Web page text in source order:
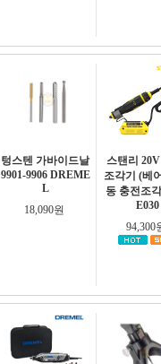
텅스텐 가바이드날
9901-9906 DREME
L
18,090원
스탠리
조각기 (베
동 충전조
E030
94,300